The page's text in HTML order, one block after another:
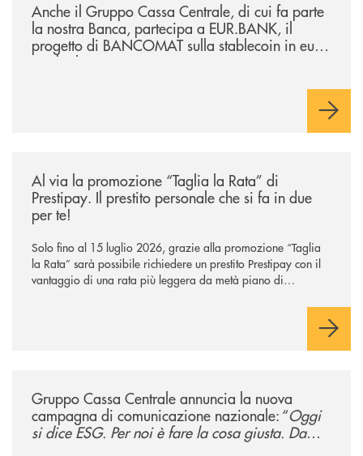
Anche il Gruppo Cassa Centrale, di cui fa parte
la nostra Banca, partecipa a EUR.BANK, il
progetto di BANCOMAT sulla stablecoin in euro
e sul relativo ecosistema
Al via la promozione “Taglia la Rata” di
Prestipay. Il prestito personale che si fa in due
per te!
Solo fino al 15 luglio 2026, grazie alla promozione “Taglia
la Rata” sarà possibile richiedere un prestito Prestipay con il
vantaggio di una rata più leggera da metà piano di
Gruppo Cassa Centrale annuncia la nuova
campagna di comunicazione nazionale: “Oggi
si dice ESG. Per noi è fare la cosa giusta. Da